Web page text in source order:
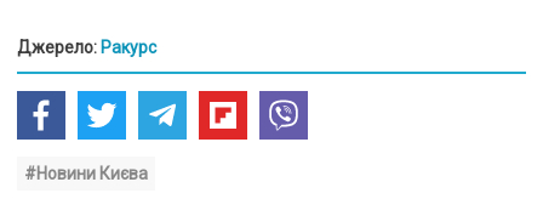
Джерело: Ракурс
#Новини Києва